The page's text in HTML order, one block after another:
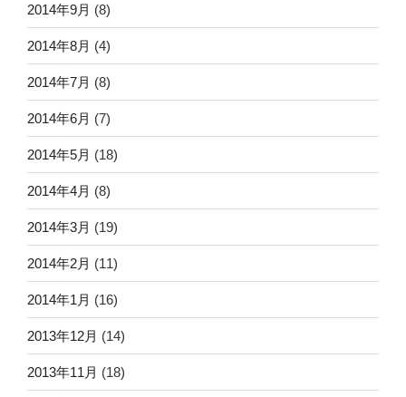
2014年9月 (8)
2014年8月 (4)
2014年7月 (8)
2014年6月 (7)
2014年5月 (18)
2014年4月 (8)
2014年3月 (19)
2014年2月 (11)
2014年1月 (16)
2013年12月 (14)
2013年11月 (18)